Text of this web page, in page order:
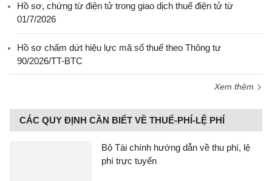
Hồ sơ, chứng từ điện tử trong giao dịch thuế điện tử từ
01/7/2026
Hồ sơ chấm dứt hiệu lực mã số thuế theo Thông tư
90/2026/TT-BTC
Xem thêm
CÁC QUY ĐỊNH CẦN BIẾT VỀ THUẾ-PHÍ-LỆ PHÍ
Bộ Tài chính hướng dẫn về thu phí, lệ
phí trực tuyến